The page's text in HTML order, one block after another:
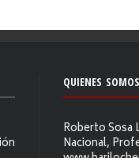
QUIENES SOMOS
Roberto Sosa
Nacional,